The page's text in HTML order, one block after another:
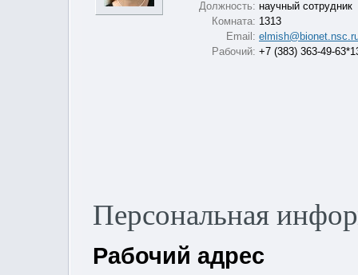
Должность: научный сотрудник
Комната: 1313
Email:
Рабочий: +7 (383) 363-49-
Персональная
Рабочий адрес